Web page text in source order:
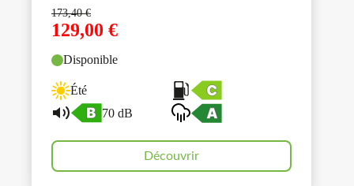
173,40€
129,00 €
Disponible
Été
70 dB
Découvrir